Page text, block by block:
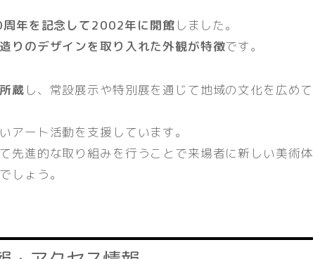
年を記念して2002年に開館 しました。
りのデザインを取り入れた外観が特徴です。
蔵 し、常設展示や特別展を通じて地域の文化を広めて
アート活動を支援しています。
先進的な取り組みを行うことで来場者に新しい美術体
しょう。